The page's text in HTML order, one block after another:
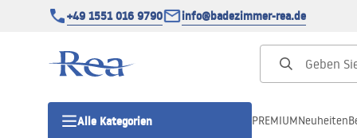
+49 1551 016 9790 info@badezimmer-rea.de
Alle Kategorien PREMIUMNeuheiten